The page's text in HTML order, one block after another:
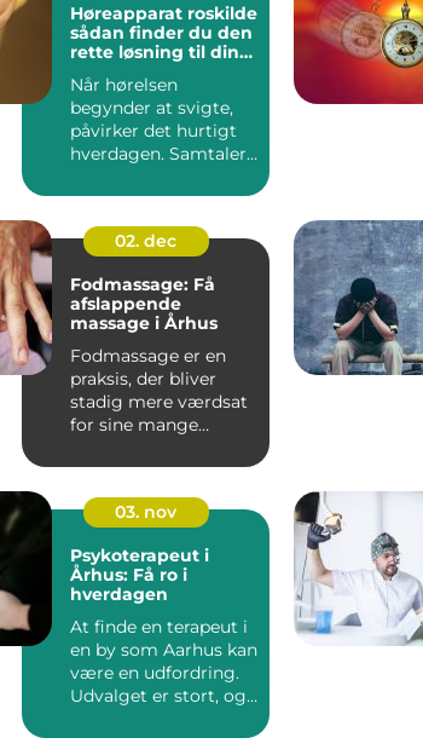
Høreapparat roskilde
sådan finder du den
rette løsning til din
Når hørelsen
begynder at svigte,
påvirker det hurtigt
hverdagen. Samtaler
du mi...
02. dec
Fodmassage: Få
afslappende
massage i Århus
Fodmassage er en
praksis, der bliver
stadig mere værdsat
for sine mange
03. nov
Psykoterapeut i
Århus: Få ro i
hverdagen
At finde en terapeut i
en by som Aarhus kan
være en udfordring.
Udvalget er stort, og